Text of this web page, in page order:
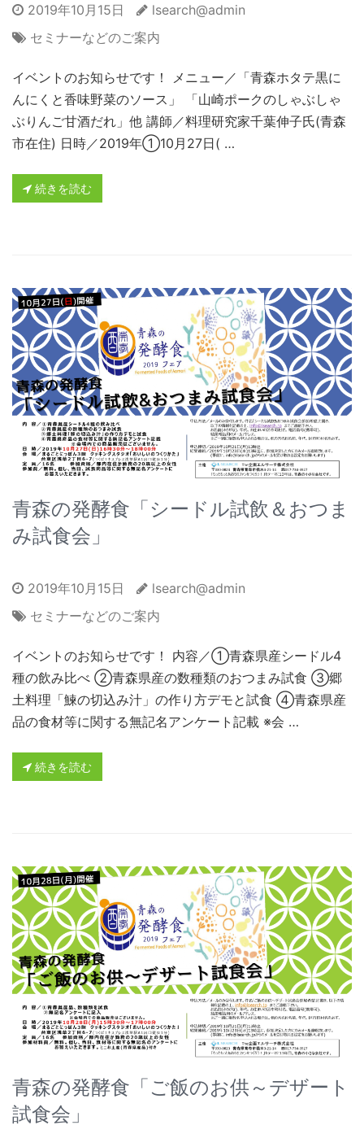
2019年10月15日
lsearch@admin
セミナーなどのご案内
イベントのお知らせです！ メニュー／「青森ホタテ黒に
んにくと香味野菜のソース」 「山崎ポークのしゃぶしゃ
ぶりんご甘酒だれ」他 講師／料理研究家千葉伸子氏(青森
市在住) 日時／2019年①10月27日( …
続きを読む
青森の発酵食「シードル試飲＆おつま
み試食会」
2019年10月15日
lsearch@admin
セミナーなどのご案内
イベントのお知らせです！ 内容／①青森県産シードル4
種の飲み比べ ②青森県産の数種類のおつまみ試食 ③郷
土料理「鰊の切込み汁」の作り方デモと試食 ④青森県産
品の食材等に関する無記名アンケート記載 ※会 …
続きを読む
青森の発酵食「ご飯のお供～デザート
試食会」